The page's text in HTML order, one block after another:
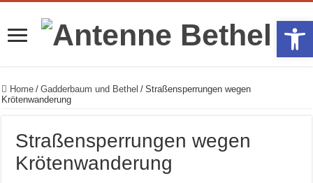
Home / Gadderbaum und Bethel / Straßensperrungen wegen
Krötenwanderung
Straßensperrungen wegen
Krötenwanderung